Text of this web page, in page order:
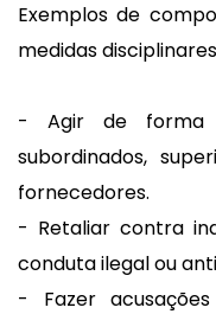
Exemplos de
medidas
- Agir de forma
subordinados,
fornecedores.
- Retaliar contra
conduta ilegal ou
- Fazer